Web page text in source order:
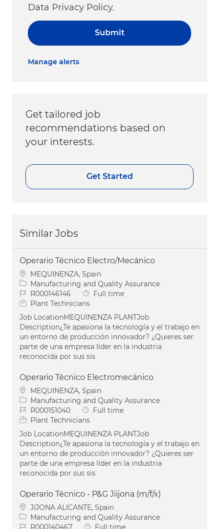
Data Privacy Policy.
Submit
Manage alerts
Get tailored job
recommendations based on
your interests.
Get Started
Similar Jobs
Operario Técnico Electro/Mecánico
Location
MEQUINENZA, Spain
Category
Manufacturing and Quality Assurance
Job IdR000146146 Job Type
Full time
Plant Technicians
Job LocationMEQUINENZA PLANTJob
Description¿Te apasiona la tecnología y el trabajo en
un entorno de producción innovador? ¿Quieres ser
parte de una empresa líder en la industria
reconocida por sus sis
Operario Técnico Electromecánico
Location
MEQUINENZA, Spain
Category
Manufacturing and Quality Assurance
Job IdR000151040 Job Type
Full time
Plant Technicians
Job LocationMEQUINENZA PLANTJob
Description¿Te apasiona la tecnología y el trabajo en
un entorno de producción innovador? ¿Quieres ser
parte de una empresa líder en la industria
reconocida por sus sis
Operario Técnico - P&G Jiijona (m/f/x)
Location
JIJONA ALICANTE, Spain
Category
Manufacturing and Quality Assurance
Job IdR000140467 Job Type
Full time